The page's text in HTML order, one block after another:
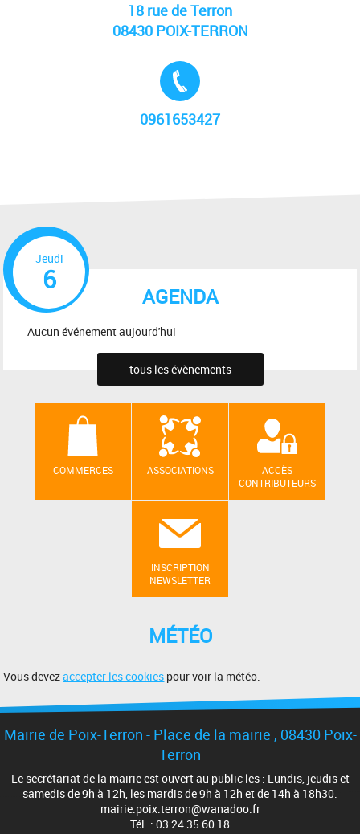
18 rue de Terron
08430 POIX-TERRON
0961653427
AGENDA
Jeudi
6
Aucun événement aujourd'hui
tous les évènements
COMMERCES ASSOCIATIONS
ACCÈS
CONTRIBUTEURS
INSCRIPTION
NEWSLETTER
MÉTÉO
Vous devezaccepter les cookies pour voir la météo.
Mairie de Poix-Terron - Place de la mairie , 08430 Poix-
Terron
Le secrétariat de la mairie est ouvert au public les : Lundis, jeudis et
samedis de 9h à 12h, les mardis de 9h à 12h et de 14h à 18h30.
mairie.poix.terron@wanadoo.fr
Tél. : 03 24 35 60 18